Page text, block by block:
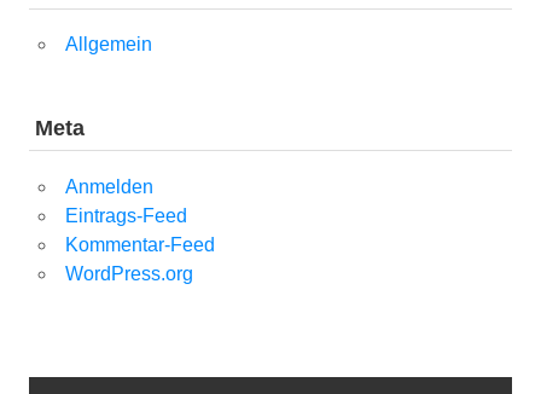
Allgemein
Meta
Anmelden
Eintrags-Feed
Kommentar-Feed
WordPress.org